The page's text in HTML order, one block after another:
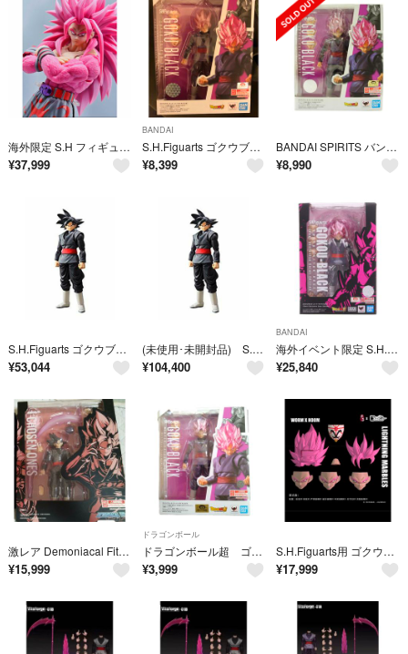
海外限定 S.H フィギュア スーパーサイヤ人5 フルパワー ゴクウブラック
¥37,999
BANDAI
S.H.Figuarts ゴクウブラック-スーパーサイヤ人ロゼ-
¥8,399
BANDAI SPIRITS バンダイ スピリッツ/S.H.Figuarts ゴクウブラック-スーパーサイヤ人ロゼ-/2572507/フィギュア/SAランク/01【中古】
¥8,990
S.H.Figuarts ゴクウブラック n5ksbvb
¥53,044
(未使用･未開封品) S.H.Figuarts ゴクウブラック 6k88evb
¥104,400
BANDAI
海外イベント限定 S.H.Figuarts(フィギュアーツ) ゴクウブラック(スーパーサイヤ人ロゼ) -Event Exclusive Color Edition- ドラゴンボール超(スーパー) 完成品 可動フィギュア バンダイスピリッツ
¥25,840
激レア Demoniacal Fit ゴクウブラック 超サイヤ人ロゼ
¥15,999
ドラゴンボール
ドラゴンボール超 ゴクウブラック スーパーサイヤ人ロゼ フィギュア
¥3,999
S.H.Figuarts用 ゴクウブラック スーパーサイヤ人ロゼ ヘッドパーツ
¥17,999